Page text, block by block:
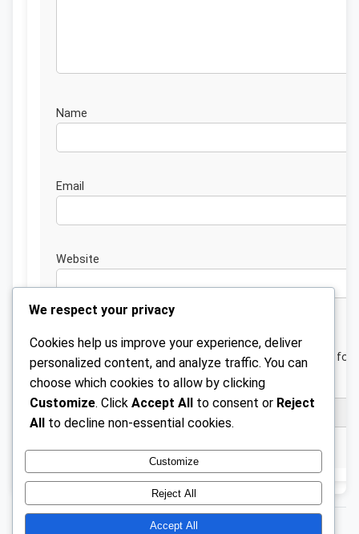
Website
Save my name, email, and website in this browser for
next time I comment.
We respect your privacy
Cookies help us improve your experience, deliver
personalized content, and analyze traffic. You can
choose which cookies to allow by clicking
Customize. Click Accept All to consent or Reject
All to decline non-essential cookies.
Customize
Reject All
Accept All